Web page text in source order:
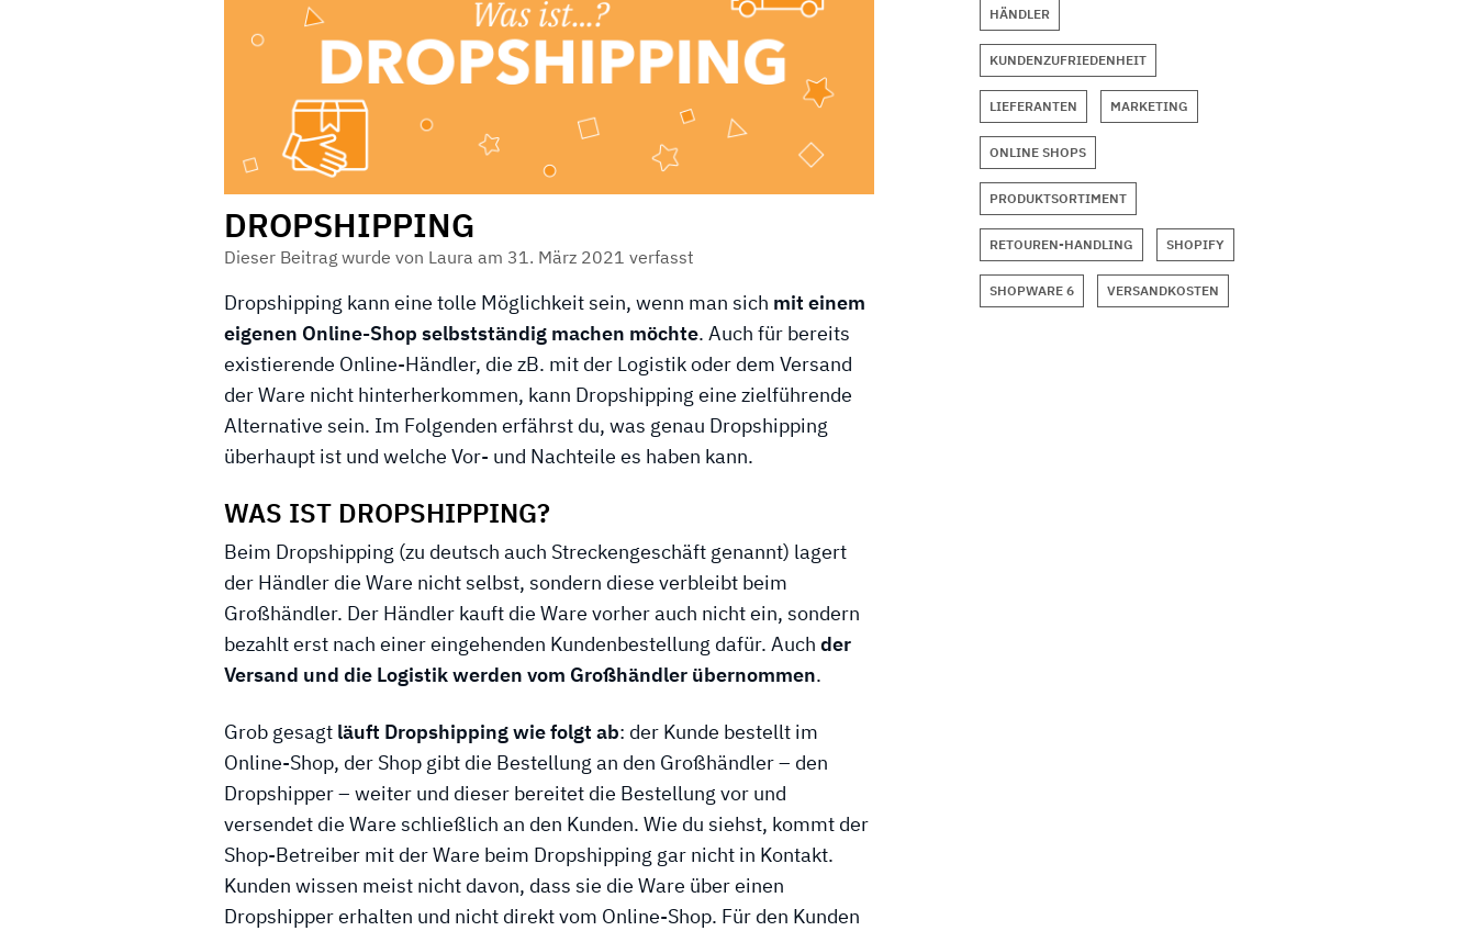
DROPSHIPPING
Dieser Beitrag wurde von Laura am 31. März 2021 verfasst
Dropshipping kann eine tolle Möglichkeit sein, wenn man sich mit einem
eigenen Online-Shop selbstständig machen möchte. Auch für bereits
existierende Online-Händler, die zB. mit der Logistik oder dem Versand
der Ware nicht hinterherkommen, kann Dropshipping eine zielführende
Alternative sein. Im Folgenden erfährst du, was genau Dropshipping
überhaupt ist und welche Vor- und Nachteile es haben kann.
WAS IST DROPSHIPPING?
Beim Dropshipping (zu deutsch auch Streckengeschäft genannt) lagert
der Händler die Ware nicht selbst, sondern diese verbleibt beim
Großhändler. Der Händler kauft die Ware vorher auch nicht ein, sondern
bezahlt erst nach einer eingehenden Kundenbestellung dafür. Auch der
Versand und die Logistik werden vom Großhändler übernommen.
Grob gesagt läuft Dropshipping wie folgt ab: der Kunde bestellt im
Online-Shop, der Shop gibt die Bestellung an den Großhändler – den
Dropshipper – weiter und dieser bereitet die Bestellung vor und
versendet die Ware schließlich an den Kunden. Wie du siehst, kommt der
Shop-Betreiber mit der Ware beim Dropshipping gar nicht in Kontakt.
Kunden wissen meist nicht davon, dass sie die Ware über einen
Dropshipper erhalten und nicht direkt vom Online-Shop. Für den Kunden
HÄNDLER
KUNDENZUFRIEDENHEIT
LIEFERANTEN MARKETING
ONLINE SHOPS
PRODUKTSORTIMENT
RETOUREN-HANDLING SHOPIFY
SHOPWARE 6 VERSANDKOSTEN